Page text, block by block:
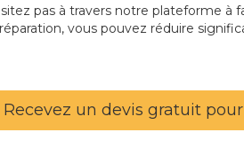
pas à travers notre plateforme à
vous pouvez réduire
Recevez un devis gratuit